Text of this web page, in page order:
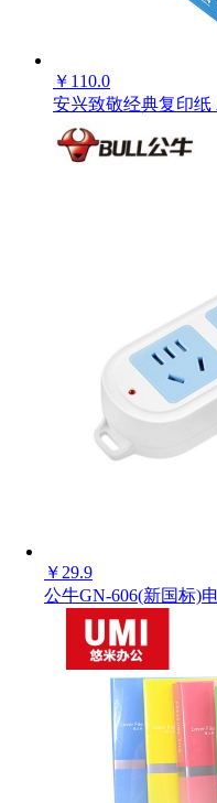
-
￥ 110.0
安兴致敬经典复印纸
￥ 29.9
公牛GN-606(新国标)